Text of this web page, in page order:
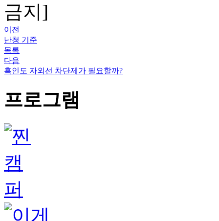
금지]
이전
난청 기준
목록
다음
흑인도 자외선 차단제가 필요할까?
프로그램